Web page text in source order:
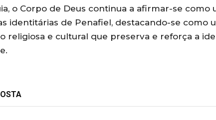
o Corpo de Deus continua a afirmar-se como
identitárias de Penafiel, destacando-se como
religiosa e cultural que preserva e reforça a